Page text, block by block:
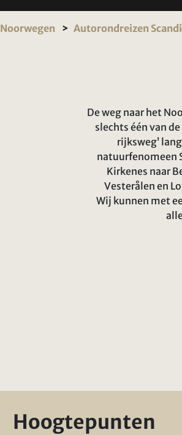
Noorwegen Autorondreizen
De weg naar het
slechts één van
rijksweg’
natuurfenomeen
Kirkenes naar
Vesterålen en
Wij kunnen met
Hoogtepunten